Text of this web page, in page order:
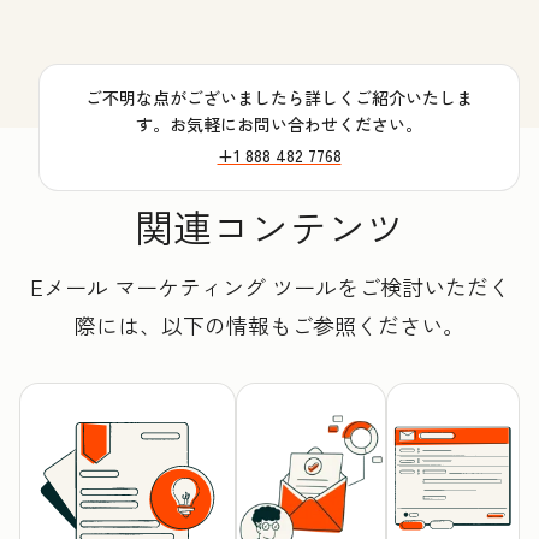
ご不明な点がございましたら詳しくご紹介いたしま
す。お気軽にお問い合わせください。
+1 888 482 7768
関連コンテンツ
Eメール マーケティング ツールをご検討いただく
際には、以下の情報もご参照ください。